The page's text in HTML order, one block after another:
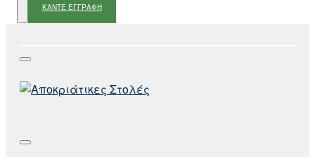
ΚΑΝΤΕ ΕΓΓΡΑΦΗ